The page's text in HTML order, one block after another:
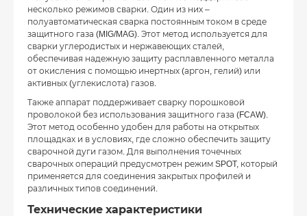
несколько режимов сварки. Один из них –
полуавтоматическая сварка постоянным током в среде
защитного газа (MIG/MAG). Этот метод используется для
сварки углеродистых и нержавеющих сталей,
обеспечивая надежную защиту расплавленного металла
от окисления с помощью инертных (аргон, гелий) или
активных (углекислота) газов.
Также аппарат поддерживает сварку порошковой
проволокой без использования защитного газа (FCAW).
Этот метод особенно удобен для работы на открытых
площадках и в условиях, где сложно обеспечить защиту
сварочной дуги газом. Для выполнения точечных
сварочных операций предусмотрен режим SPOT, который
применяется для соединения закрытых профилей и
различных типов соединений.
Технические характеристики